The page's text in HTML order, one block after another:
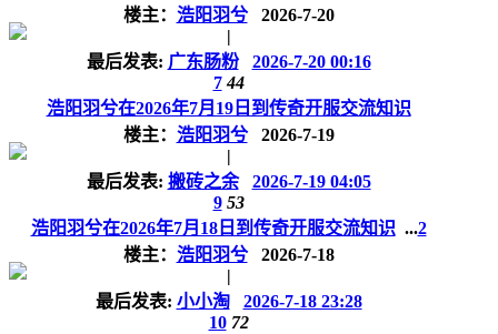
楼主： 浩阳羽兮
2026-7-20
|
最后发表: 广东肠粉
2026-7-20 00:16
7 44
浩阳羽兮在2026年7月19日到传奇开服交流知识
楼主： 浩阳羽兮
2026-7-19
|
最后发表: 搬砖之余
2026-7-19 04:05
9 53
浩阳羽兮在2026年7月18日到传奇开服交流知识 ...2
楼主： 浩阳羽兮
2026-7-18
|
最后发表: 小小淘
2026-7-18 23:28
10 72